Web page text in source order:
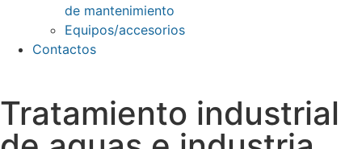
de mantenimiento
Equipos/accesorios
Contactos
Tratamiento industrial